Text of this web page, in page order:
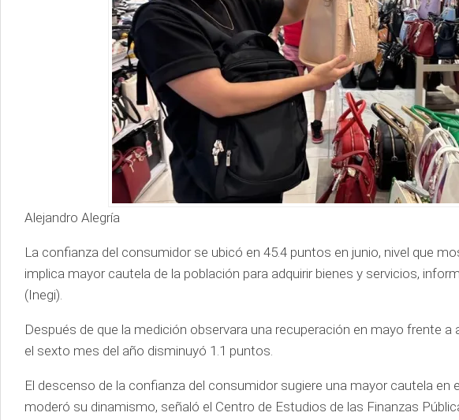
Alejandro Alegría
La confianza del consumidor se ubicó en 45.4 puntos en junio, nivel que
implica mayor cautela de la población para adquirir bienes y servicios,
(Inegi).
Después de que la medición observara una recuperación en mayo frente a
el sexto mes del año disminuyó 1.1 puntos.
El descenso de la confianza del consumidor sugiere una mayor cautela
moderó su dinamismo, señaló el Centro de Estudios de las Finanzas